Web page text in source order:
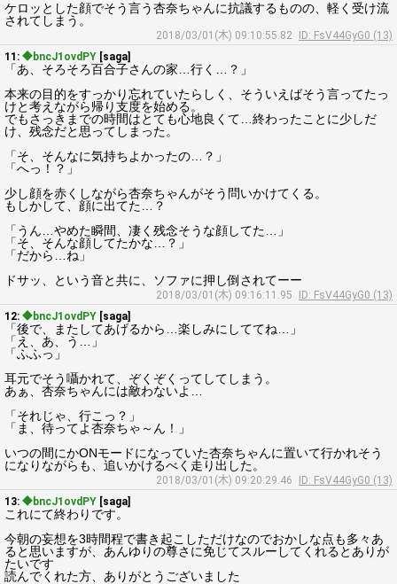
ケロッとした顔でそう言う杏奈ちゃんに抗議するものの、軽く受け流
されてしまう。
2018/03/01(木) 09:10:55.82
ID: FsV44GyG0 (13)
11: ◆bncJ1ovdPY [saga]
「あ、そろそろ百合子さんの家…行く…？」
本来の目的をすっかり忘れていたらしく、そういえばそう言ってたっ
けと考えながら帰り支度を始める。
でもさっきまでの時間はとても心地良くて…終わったことに少しだ
け、残念だと思ってしまった。
「そ、そんなに気持ちよかったの…？」
「へっ！？」
少し顔を赤くしながら杏奈ちゃんがそう問いかけてくる。
もしかして、顔に出てた…？
「うん…やめた瞬間、凄く残念そうな顔してた…」
「そ、そんな顔してたかな…？」
「だから…ね」
ドサッ、という音と共に、ソファに押し倒されてーー
2018/03/01(木) 09:16:11.95
ID: FsV44GyG0 (13)
12: ◆bncJ1ovdPY [saga]
「後で、またしてあげるから…楽しみにしててね…」
「え、あ、う…」
「ふふっ」
耳元でそう囁かれて、ぞくぞくってしてしまう。
あぁ、杏奈ちゃんには敵わないよ…
「それじゃ、行こっ？」
「ま、待ってよ杏奈ちゃ～ん！」
いつの間にかONモードになっていた杏奈ちゃんに置いて行かれそう
になりながらも、追いかけるべく走り出した。
2018/03/01(木) 09:20:29.46
ID: FsV44GyG0 (13)
13: ◆bncJ1ovdPY [saga]
これにて終わりです。
今朝の妄想を3時間程で書き起こしただけなのでおかしな点も多々あ
ると思いますが、あんゆりの尊さに免じてスルーしてくれるとありが
たいです
読んでくれた方、ありがとうございました